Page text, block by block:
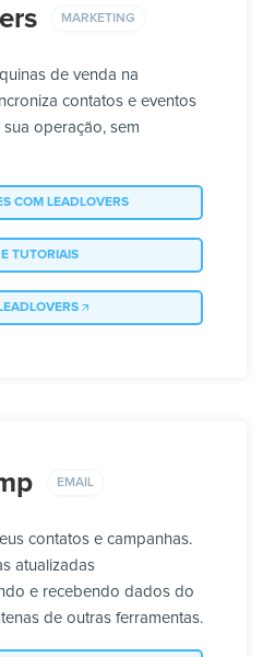
MARKETING
de venda na
contatos e eventos
operação, sem
COM LEADLOVERS
TUTORIAIS
EMAIL
contatos e campanhas.
atualizadas
e recebendo dados do
de outras ferramentas.